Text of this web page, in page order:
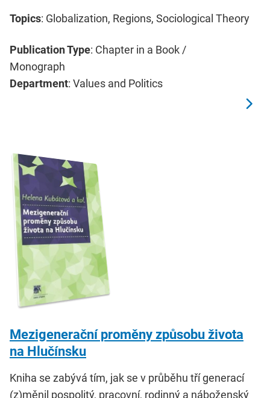
Topics: Globalization, Regions, Sociological Theory
Publication Type: Chapter in a Book /
Monograph
Department: Values and Politics
Mezigenerační proměny způsobu života
na Hlučínsku
Kniha se zabývá tím, jak se v průběhu tří generací
(z)měnil pospolitý, pracovní, rodinný a náboženský